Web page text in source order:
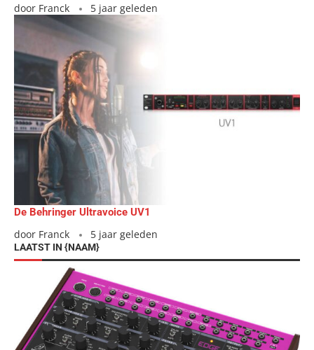
door Franck 5 jaar geleden
De Behringer Ultravoice UV1
door Franck 5 jaar geleden
LAATST IN {NAAM}